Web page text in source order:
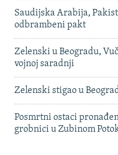
Saudijska Arabija,
odbrambeni pakt
Zelenski u Beogradu,
vojnoj saradnji
Zelenski stigao u
Posmrtni ostaci
grobnici u Zubinom